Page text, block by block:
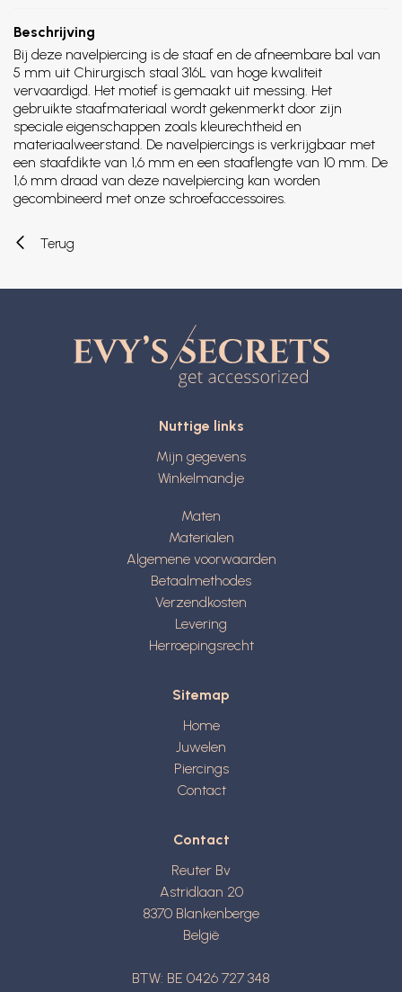
Beschrijving
Bij deze navelpiercing is de staaf en de afneembare bal van
5 mm uit Chirurgisch staal 316L van hoge kwaliteit
vervaardigd. Het motief is gemaakt uit messing. Het
gebruikte staafmateriaal wordt gekenmerkt door zijn
speciale eigenschappen zoals kleurechtheid en
materiaalweerstand. De navelpiercings is verkrijgbaar met
een staafdikte van 1,6 mm en een staaflengte van 10 mm. De
1,6 mm draad van deze navelpiercing kan worden
gecombineerd met onze schroefaccessoires.
Terug
Nuttige links
Mijn gegevens
Winkelmandje
Maten
Materialen
Algemene voorwaarden
Betaalmethodes
Verzendkosten
Levering
Herroepingsrecht
Sitemap
Home
Juwelen
Piercings
Contact
Contact
Reuter Bv
Astridlaan 20
8370 Blankenberge
België
BTW: BE 0426 727 348